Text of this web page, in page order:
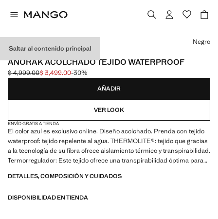
Saltar al contenido principal
PERFORMANCE
ANORAK ACOLCHADO TEJIDO WATERPROOF
Precio inicial tachado [$ 4,999.00 ]
$ 4,999.00
Precio actual [$ 3,499.00 ]
$ 3,499.00-30%
Selecciona un color
Negro
AÑADIR
VER LOOK
ENVÍO GRATIS A TIENDA
El color azul es exclusivo online. Diseño acolchado. Prenda con tejido
waterproof: tejido repelente al agua. THERMOLITE®: tejido que gracias
a la tecnología de su fibra ofrece aislamiento térmico y transpirabilidad.
Termorregulador: Este tejido ofrece una transpirabilidad óptima para
Manga larga. Dos bolsillos delanteros con acabado termosellado.
cordón interior ajustable
DETALLES, COMPOSICIÓN Y CUIDADOS
DISPONIBILIDAD EN TIENDA